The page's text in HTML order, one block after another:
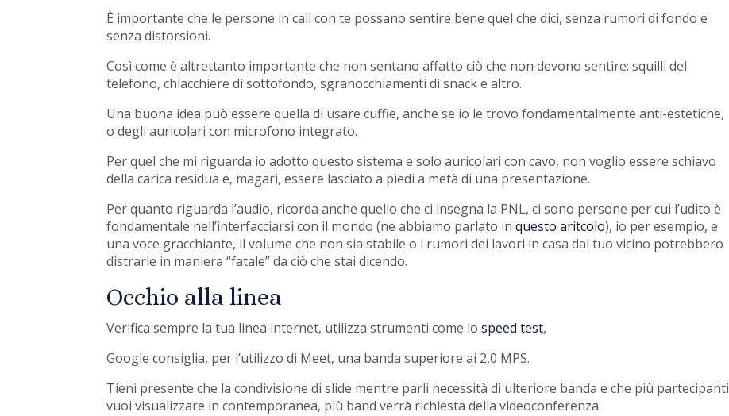
È importante che le persone in call con te possano sentire bene quel che dici, senza rumori di fondo e
senza distorsioni.
Così come è altrettanto importante che non sentano affatto ciò che non devono sentire: squilli del
telefono, chiacchiere di sottofondo, sgranocchiamenti di snack e altro.
Una buona idea può essere quella di usare cuffie, anche se io le trovo fondamentalmente anti-estetiche,
o degli auricolari con microfono integrato.
Per quel che mi riguarda io adotto questo sistema e solo auricolari con cavo, non voglio essere schiavo
della carica residua e, magari, essere lasciato a piedi a metà di una presentazione.
Per quanto riguarda l’audio, ricorda anche quello che ci insegna la PNL, ci sono persone per cui l’udito è
fondamentale nell’interfacciarsi con il mondo (ne abbiamo parlato inquesto aritcolo), io per esempio, e
una voce gracchiante, il volume che non sia stabile o i rumori dei lavori in casa dal tuo vicino potrebbero
distrarle in maniera “fatale” da ciò che stai dicendo.
Occhio alla linea
Verifica sempre la tua linea internet, utilizza strumenti come lospeed test,
Google consiglia, per l’utilizzo di Meet, una banda superiore ai 2,0 MPS.
Tieni presente che la condivisione di slide mentre parli necessità di ulteriore banda e che più partecipanti
vuoi visualizzare in contemporanea, più band verrà richiesta della videoconferenza.